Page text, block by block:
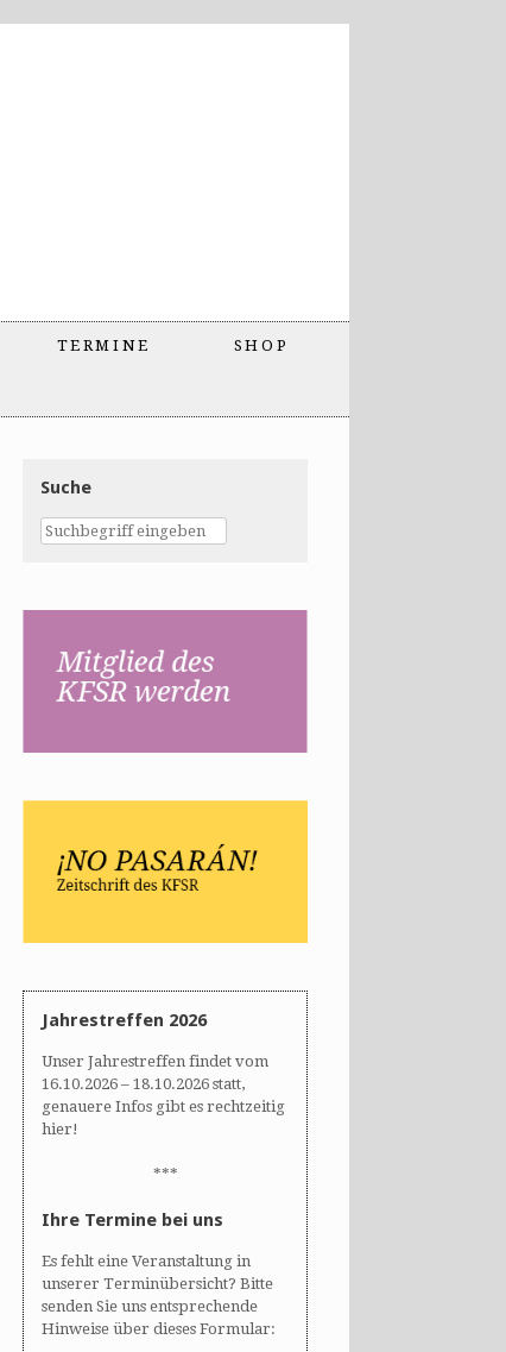
TERMINE SHOP
Suche
Jahrestreffen 2026
Unser Jahrestreffen findet vom
16.10.2026 – 18.10.2026 statt,
genauere Infos gibt es rechtzeitig
hier!
***
Ihre Termine bei uns
Es fehlt eine Veranstaltung in
unserer Terminübersicht? Bitte
senden Sie uns entsprechende
Hinweise über dieses Formular: